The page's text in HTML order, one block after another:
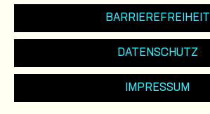
BARRIEREFREIHEIT
DATENSCHUTZ
IMPRESSUM